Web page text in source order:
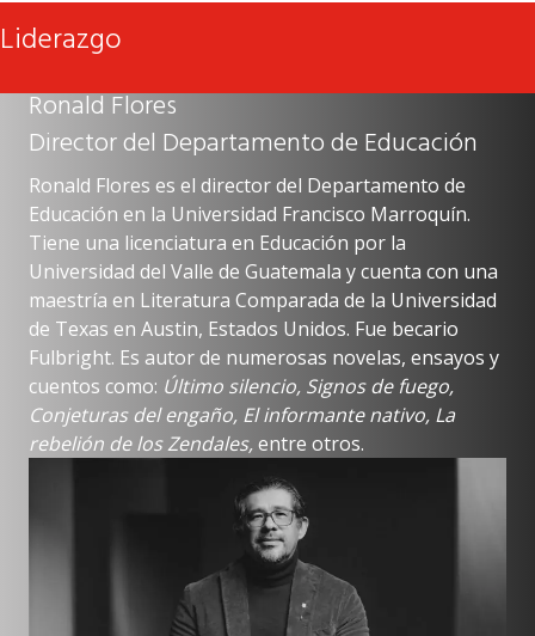
Liderazgo
Ronald Flores
Director del Departamento de Educación
Ronald Flores es el director del Departamento de
Educación en la Universidad Francisco Marroquín.
Tiene una licenciatura en Educación por la
Universidad del Valle de Guatemala y cuenta con una
maestría en Literatura Comparada de la Universidad
de Texas en Austin, Estados Unidos. Fue becario
Fulbright. Es autor de numerosas novelas, ensayos y
cuentos como: Último silencio, Signos de fuego,
Conjeturas del engaño, El informante nativo, La
rebelión de los Zendales,entre otros.